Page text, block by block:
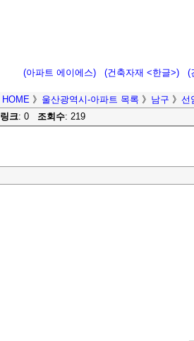
(아파트 에이에스) (건축자재 <한글>) (
HOME 》 울산광역시-아파트 목록 》 남구 》 선
링크: 0 조회수: 219